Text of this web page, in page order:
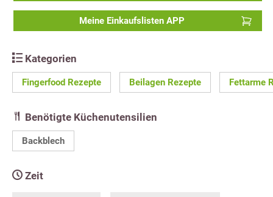
Meine Einkaufslisten APP
Kategorien
Fingerfood Rezepte Beilagen Rezepte Fettarme
Benötigte Küchenutensilien
Backblech
Zeit